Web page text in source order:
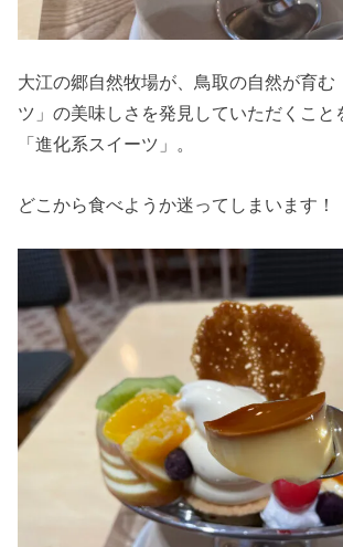
大江の郷自然牧場が、鳥取の自然が育む
ツ」の美味しさを発見していただくこと
「進化系スイーツ」。
どこから食べようか迷ってしまいます！